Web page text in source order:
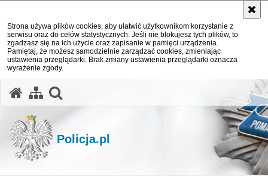
Strona używa plików cookies, aby ułatwić użytkownikom korzystanie z
serwisu oraz do celów statystycznych. Jeśli nie blokujesz tych plików, to
zgadzasz się na ich użycie oraz zapisanie w pamięci urządzenia.
Pamiętaj, że możesz samodzielnie zarządzać cookies, zmieniając
ustawienia przeglądarki. Brak zmiany ustawienia przeglądarki oznacza
wyrażenie zgody.
Policja.pl